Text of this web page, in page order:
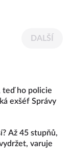
DALŠÍ
teď ho policie
exšéf Správy
Až 45 stupňů,
varuje